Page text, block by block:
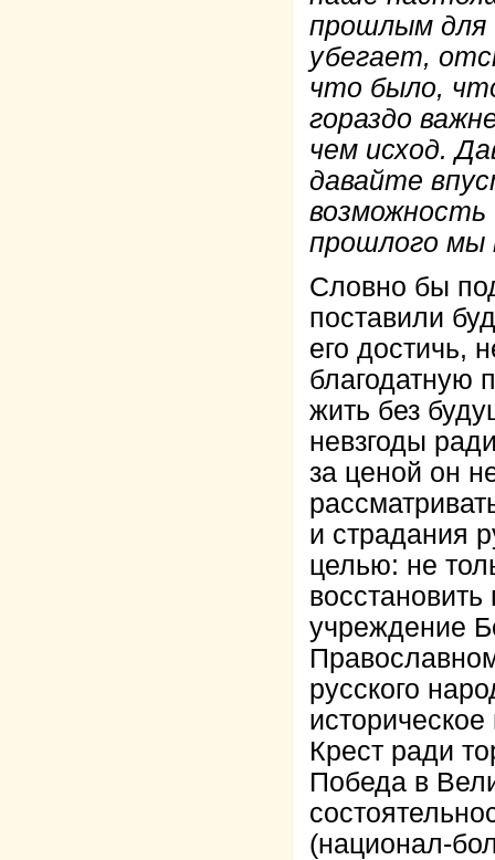
прошлым для
убегает,
что было,
гораздо
чем исход.
давайте
прошлого мы
Словно бы
поставили
его достичь,
благодатную
жить без
невзгоды
за ценой он
и страдания
целью: не
учреждение
русского
Крест ради
Победа в
(национал-